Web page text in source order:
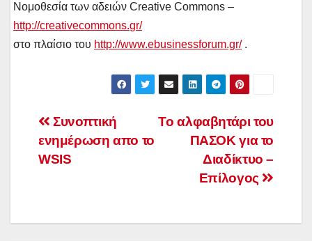
Νομοθεσία των αδειών Creative Commons –
http://creativecommons.gr/
στο πλαίσιο του http://www.ebusinessforum.gr/.
Πλοήγηση
άρθρων
Tο αλφαβητάρι του
ΠΑΣΟΚ για το
Διαδίκτυο –
Επίλογος
Συνοπτική
ενημέρωση απο το
WSIS